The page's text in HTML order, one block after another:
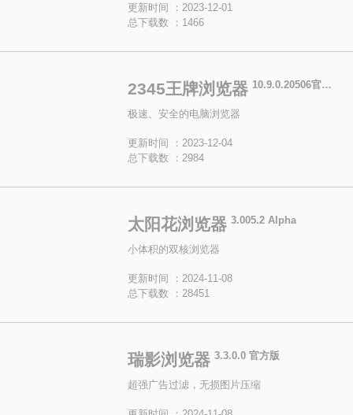
更新时间 ：2023-12-01
总下载数 ：1466
2345王牌浏览器 10.9.0.20506官方版
极速、安全的电脑浏览器
更新时间 ：2023-12-04
总下载数 ：2984
太阳花浏览器 3.005.2 Alpha
小体积的双核浏览器
更新时间 ：2024-11-08
总下载数 ：28451
瑞影浏览器 3.3.0.0 官方版
超强广告过滤，无损图片压缩